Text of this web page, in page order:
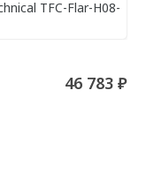
46 783 ₽